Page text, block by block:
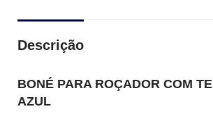
Descrição
BONÉ PARA ROÇADOR COM
AZUL